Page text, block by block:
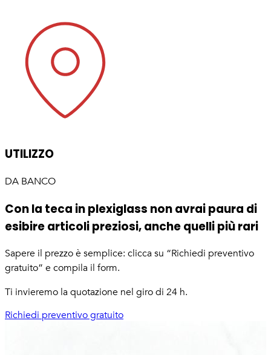
UTILIZZO
DA BANCO
Con la teca in plexiglass non avrai paura di
esibire articoli preziosi, anche quelli più rari
Sapere il prezzo è semplice: clicca su “Richiedi preventivo
gratuito” e compila il form.
Ti invieremo la quotazione nel giro di 24 h.
Richiedi preventivo gratuito